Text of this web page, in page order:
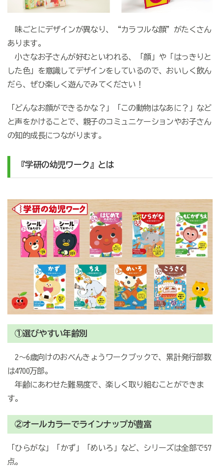
味ごとにデザインが異なり、“カラフルな顔”がたくさん
あります。
小さなお子さんが好むといわれる、「顔」や「はっきりと
した色」を意識してデザインをしているので、おいしく飲ん
だら、ぜひ楽しく遊んでみてください！
「どんなお顔ができるかな？」「この動物はなあに？」など
と声をかけることで、親子のコミュニケーションやお子さん
の知的成長につながります。
『学研の幼児ワーク』とは
①選びやすい年齢別
2～6歳向けのおべんきょうワークブックで、累計発行部数
は4700万部。
年齢にあわせた難易度で、楽しく取り組むことができま
す。
②オールカラーでラインナップが豊富
「ひらがな」「かず」「めいろ」など、シリーズは全部で57
点。